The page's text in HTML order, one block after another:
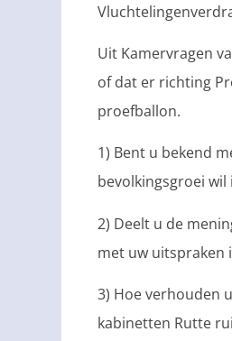
Uit Kamervragen
of dat er richting
proefballon.
1) Bent u bekend
bevolkingsgroei wil
2) Deelt u de
met uw uitspraken
3) Hoe verhouden
kabinetten Rutte